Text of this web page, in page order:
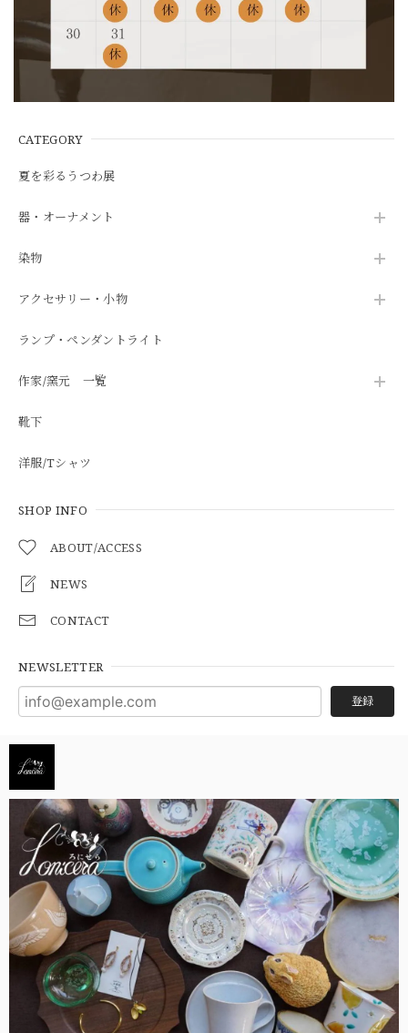
CATEGORY
夏を彩るうつわ展
器・オーナメント
染物
アクセサリー・小物
ランプ・ペンダントライト
作家/窯元 一覧
靴下
洋服/Tシャツ
SHOP INFO
ABOUT/ACCESS
NEWS
CONTACT
NEWSLETTER
登録